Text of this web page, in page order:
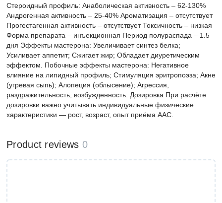
Стероидный профиль: Анаболическая активность – 62-130%
Андрогенная активность – 25-40% Ароматизация – отсутствует
Прогестагенная активность – отсутствует Токсичность – низкая
Форма препарата – инъекционная Период полураспада – 1.5
дня Эффекты мастерона: Увеличивает синтез белка;
Усиливает аппетит; Сжигает жир; Обладает диуретическим
эффектом. Побочные эффекты мастерона: Негативное
влияние на липидный профиль; Стимуляция эритропоэза; Акне
(угревая сыпь); Алопеция (облысение); Агрессия,
раздражительность, возбужденность. Дозировка При расчёте
дозировки важно учитывать индивидуальные физические
характеристики — рост, возраст, опыт приёма ААС.
Product reviews 0